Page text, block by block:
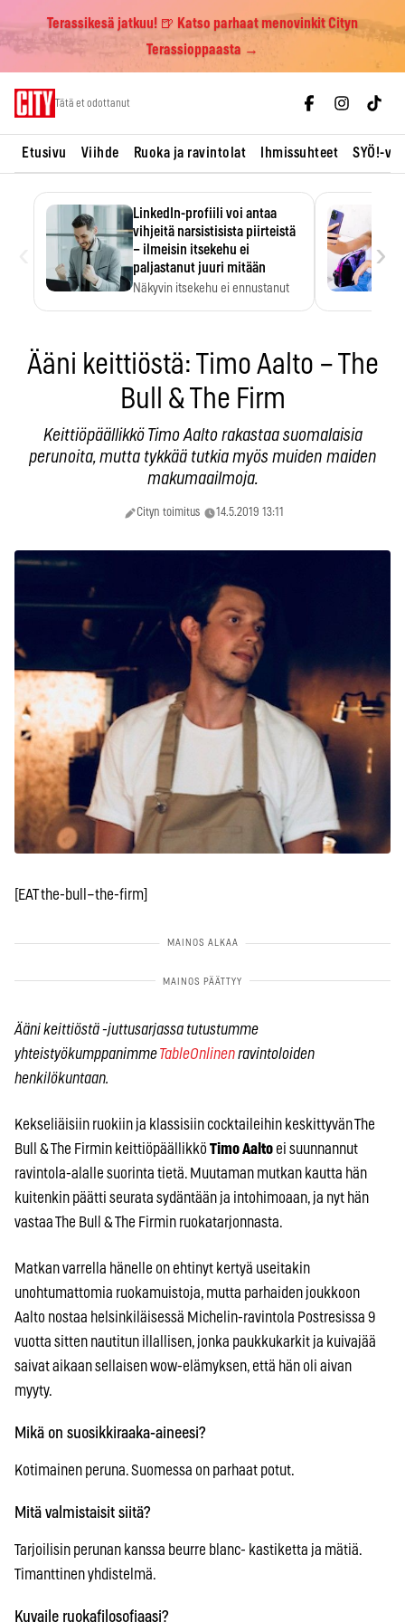
Terassikesä jatkuu! 🍺 Katso parhaat menovinkit Cityn
Terassioppaasta →
Tätä et odottanut
Etusivu Viihde Ruoka ja ravintolat Ihmissuhteet SYÖ!-
LinkedIn-profiili voi antaa
vihjeitä narsistisista piirteistä
– ilmeisin itsekehu ei
paljastanut juuri mitään
Näkyvin itsekehu ei ennustanut
›
Ääni keittiöstä: Timo Aalto – The
Bull & The Firm
Keittiöpäällikkö Timo Aalto rakastaa suomalaisia
perunoita, mutta tykkää tutkia myös muiden maiden
makumaailmoja.
Cityn toimitus 14.5.2019 13:11
[EAT the-bull–the-firm]
Ääni keittiöstä -juttusarjassa tutustumme
yhteistyökumppanimmeTableOnlinenravintoloiden
henkilökuntaan.
Kekseliäisiin ruokiin ja klassisiin cocktaileihin keskittyvän The
Bull & The Firmin keittiöpäällikkö Timo Aalto ei suunnannut
ravintola-alalle suorinta tietä. Muutaman mutkan kautta hän
kuitenkin päätti seurata sydäntään ja intohimoaan, ja nyt hän
vastaa The Bull & The Firmin ruokatarjonnasta.
Matkan varrella hänelle on ehtinyt kertyä useitakin
unohtumattomia ruokamuistoja, mutta parhaiden joukkoon
Aalto nostaa helsinkiläisessä Michelin-ravintola Postresissa 9
vuotta sitten nautitun illallisen, jonka paukkukarkit ja kuivajää
saivat aikaan sellaisen wow-elämyksen, että hän oli aivan
myyty.
Mikä on suosikkiraaka-aineesi?
Kotimainen peruna. Suomessa on parhaat potut.
Mitä valmistaisit siitä?
Tarjoilisin perunan kanssa beurre blanc- kastiketta ja mätiä.
Timanttinen yhdistelmä.
Kuvaile ruokafilosofiaasi?